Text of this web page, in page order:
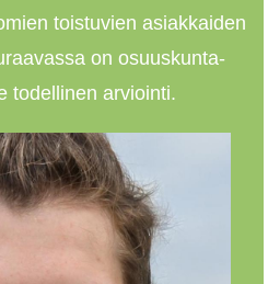
toistuvien asiakkaiden
on osuuskunta-
todellinen arviointi.